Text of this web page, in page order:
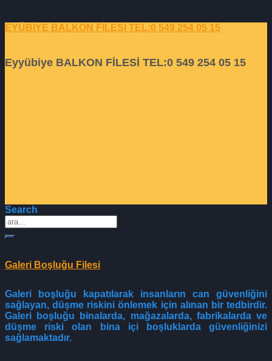
EYÜBİYE BALKON FİLESİ TEL:0 549 254 05 15
Eyyübiye BALKON FİLESİ TEL:0 549 254 05 15
Search
Galeri Boşluğu Filesi
Galeri boşluğu kapatılarak insanların can güvenliğini
sağlayan, düşme riskini önlemek için alınan bir tedbirdir.
Galeri boşluğu binalarda, mağazalarda, fabrikalarda ve
düşme riski olan bina içi boşluklarda güvenliğinizi
sağlamaktadır.